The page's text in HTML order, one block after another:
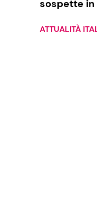
sospette
ATTUALITÀ